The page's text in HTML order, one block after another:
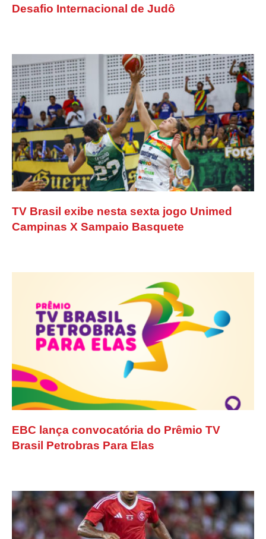
Desafio Internacional de Judô
TV Brasil exibe nesta sexta jogo Unimed
Campinas X Sampaio Basquete
EBC lança convocatória do Prêmio TV
Brasil Petrobras Para Elas